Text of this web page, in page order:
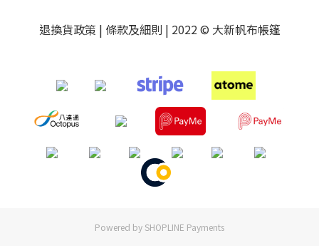
退換貨政策 | 條款及細則 | 2022 © 大新帆布帳篷
Powered by SHOPLINE Payments